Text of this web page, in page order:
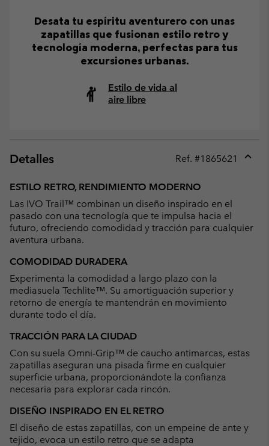
Desata tu espíritu aventurero con unas
zapatillas que fusionan estilo retro y
tecnología moderna, perfectas para tus
excursiones urbanas.
Estilo de vida al
aire libre
Detalles Ref. #1865621
ESTILO RETRO, RENDIMIENTO MODERNO
Las IVO Trail™ combinan un diseño inspirado en el
pasado con una tecnología que te impulsa hacia el
futuro, ofreciendo comodidad y tracción para cualquier
aventura urbana.
COMODIDAD DURADERA
Experimenta la comodidad a largo plazo con la
mediasuela Techlite™. Su amortiguación superior y
retorno de energía te mantendrán en movimiento
durante todo el día.
TRACCIÓN PARA LA CIUDAD
Con su suela Omni-Grip™ de caucho antimarcas, estas
zapatillas aseguran una pisada firme en cualquier
superficie urbana, proporcionándote la confianza
necesaria para explorar cada rincón.
DISEÑO INSPIRADO EN EL RETRO
El diseño de estas zapatillas, con un empeine de ante y
tejido, evoca un estilo retro que se adapta